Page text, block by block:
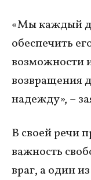
«Мы каждый
обеспечить
возможности
возвращения
надежду», –
В своей речи
важность
враг, а один